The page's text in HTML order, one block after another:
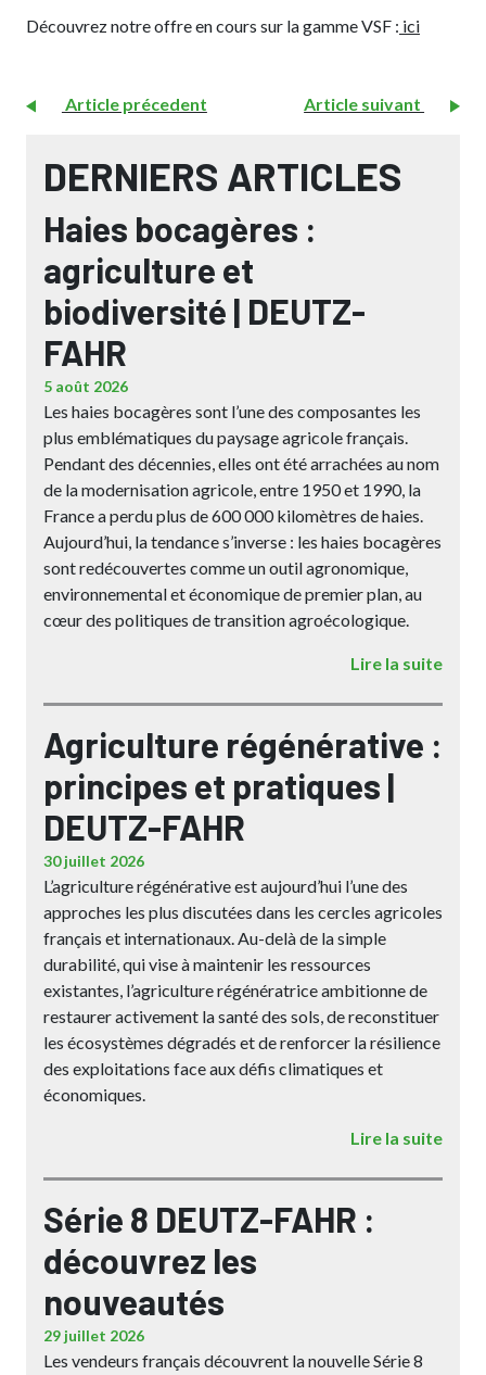
Découvrez notre offre en cours sur la gamme VSF : ici
Article précedent Article suivant
DERNIERS ARTICLES
Haies bocagères :
agriculture et
biodiversité | DEUTZ-
FAHR
5 août 2026
Les haies bocagères sont l’une des composantes les
plus emblématiques du paysage agricole français.
Pendant des décennies, elles ont été arrachées au nom
de la modernisation agricole, entre 1950 et 1990, la
France a perdu plus de 600 000 kilomètres de haies.
Aujourd’hui, la tendance s’inverse : les haies bocagères
sont redécouvertes comme un outil agronomique,
environnemental et économique de premier plan, au
cœur des politiques de transition agroécologique.
Lire la suite
Agriculture régénérative :
principes et pratiques |
DEUTZ-FAHR
30 juillet 2026
L’agriculture régénérative est aujourd’hui l’une des
approches les plus discutées dans les cercles agricoles
français et internationaux. Au-delà de la simple
durabilité, qui vise à maintenir les ressources
existantes, l’agriculture régénératrice ambitionne de
restaurer activement la santé des sols, de reconstituer
les écosystèmes dégradés et de renforcer la résilience
des exploitations face aux défis climatiques et
économiques.
Lire la suite
Série 8 DEUTZ-FAHR :
découvrez les
nouveautés
29 juillet 2026
Les vendeurs français découvrent la nouvelle Série 8